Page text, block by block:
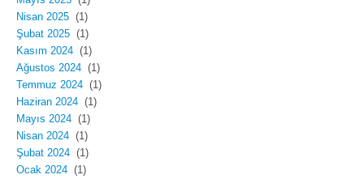
Nisan 2025 (1)
Şubat 2025 (1)
Kasım 2024 (1)
Ağustos 2024 (1)
Temmuz 2024 (1)
Haziran 2024 (1)
Mayıs 2024 (1)
Nisan 2024 (1)
Şubat 2024 (1)
Ocak 2024 (1)